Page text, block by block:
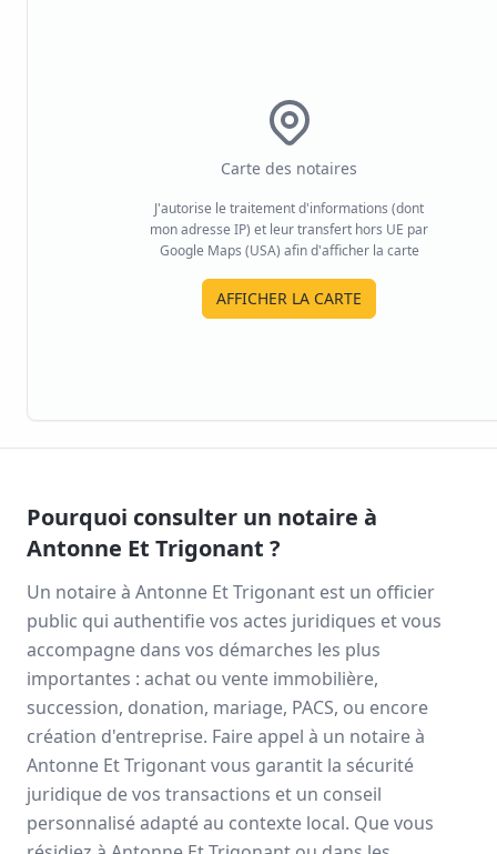
Carte des notaires
J'autorise le traitement d'informations (dont
mon adresse IP) et leur transfert hors UE par
Google Maps (USA) afin d'afficher la carte
AFFICHER LA CARTE
Pourquoi consulter un notaire à
Antonne Et Trigonant ?
Un notaire à Antonne Et Trigonant est un officier
public qui authentifie vos actes juridiques et vous
accompagne dans vos démarches les plus
importantes : achat ou vente immobilière,
succession, donation, mariage, PACS, ou encore
création d'entreprise. Faire appel à un notaire à
Antonne Et Trigonantvous garantit la sécurité
juridique de vos transactions et un conseil
personnalisé adapté au contexte local. Que vous